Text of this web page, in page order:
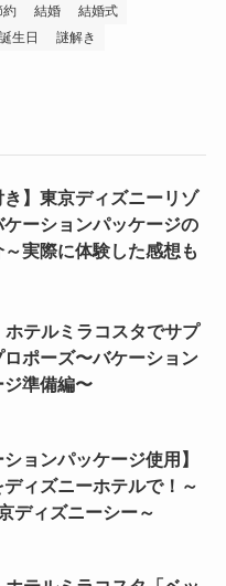
約 結婚
結婚式
誕生日 謎解き
き】東京ディズニーリゾ
ケーションパッケージの
実際に体験した感想も
ホテルミラコスタでサプ
ロポーズ〜バケーション
準備編〜
ションパッケージ使用】
ィズニーホテルで！～
ディズニーシー～